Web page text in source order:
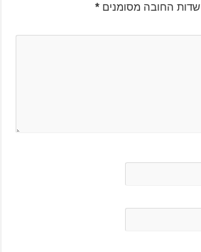
שדות החובה מסומנים *